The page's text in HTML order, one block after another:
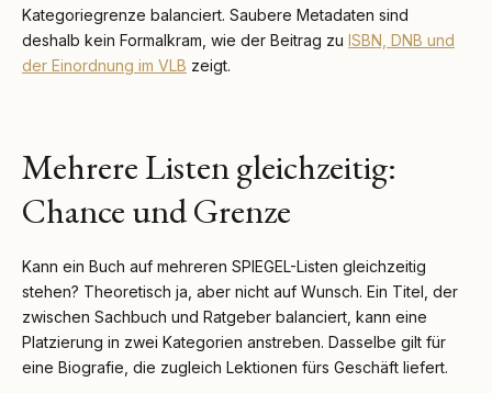
Kategoriegrenze balanciert. Saubere Metadaten sind
deshalb kein Formalkram, wie der Beitrag zu ISBN, DNB und
der Einordnung im VLB zeigt.
Mehrere Listen gleichzeitig:
Chance und Grenze
Kann ein Buch auf mehreren SPIEGEL-Listen gleichzeitig
stehen? Theoretisch ja, aber nicht auf Wunsch. Ein Titel, der
zwischen Sachbuch und Ratgeber balanciert, kann eine
Platzierung in zwei Kategorien anstreben. Dasselbe gilt für
eine Biografie, die zugleich Lektionen fürs Geschäft liefert.